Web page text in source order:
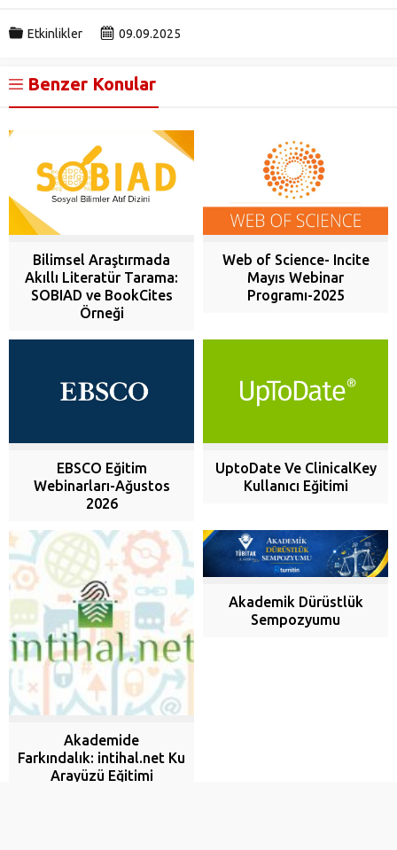
Etkinlikler 09.09.2025
Benzer Konular
Bilimsel Araştırmada
Akıllı Literatür Tarama:
SOBIAD ve BookCites
Örneği
Web of Science- Incite
Mayıs Webinar
Programı-2025
EBSCO Eğitim
Webinarları-Ağustos
2026
UptoDate Ve ClinicalKey
Kullanıcı Eğitimi
Akademide
Farkındalık: intihal.net Kullanıcı
Arayüzü Eğitimi
Akademik Dürüstlük
Sempozyumu